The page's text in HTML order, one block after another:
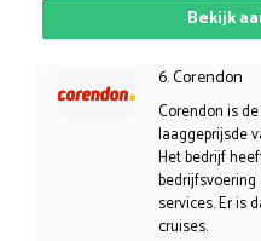
Bekijk
6. Corendon
Corendon is
laaggeprijsde
Het bedrijf
services. Er is
cruises.